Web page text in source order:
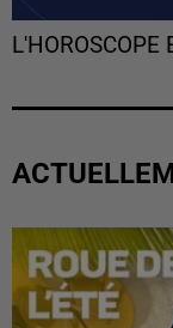
L'HOROSCOPE